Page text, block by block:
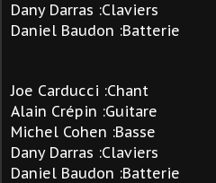
Dany Darras :Claviers
Daniel Baudon :Batterie
Joe Carducci :Chant
Alain Crépin :Guitare
Michel Cohen :Basse
Dany Darras :Claviers
Daniel Baudon :Batterie